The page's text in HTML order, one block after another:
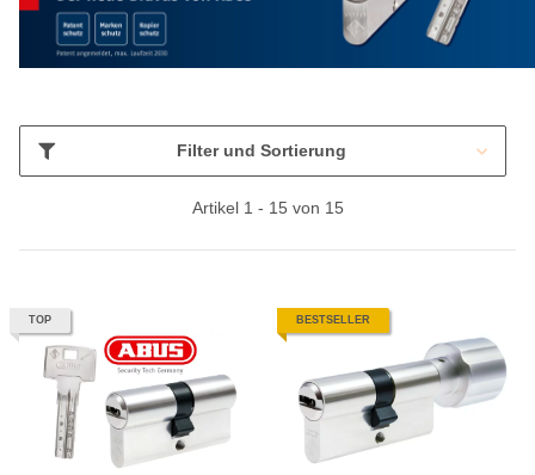
Filter und Sortierung
Artikel 1 - 15 von 15
TOP BESTSELLER